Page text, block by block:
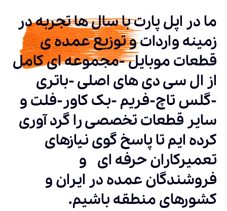
ما در اپل پارت با سال ها تجربه در
زمینه واردات و توزیع عمده ی
قطعات موبایل -مجموعه ای کامل
از ال سی دی های اصلی -باتری
-گلس تاچ-فریم -بک کاور-فلت و
سایر قطعات تخصصی را گرد آوری
کرده ایم تا پاسخ گوی نیازهای
تعمیرکاران حرفه ای و
فروشندگان عمده در ایران و
کشورهای منطقه باشیم.